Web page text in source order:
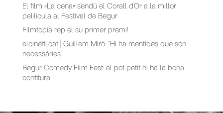
El film «La cena» s’endú el Corall d’Or a la millor
pel·lícula al Festival de Begur
Filmtopia rep el su primer premi!
elcinèfil.cat | Guillem Miró: “Hi ha mentides que són
necessàries”
Begur Comedy Film Fest: al pot petit hi ha la bona
confitura